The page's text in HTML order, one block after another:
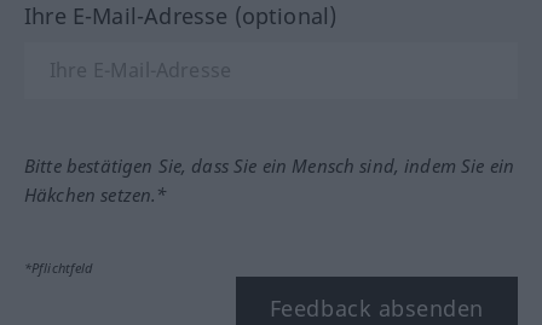
Ihre E-Mail-Adresse (optional)
Bitte bestätigen Sie, dass Sie ein Mensch sind, indem Sie ein
Häkchen setzen.*
*Pflichtfeld
Feedback absenden